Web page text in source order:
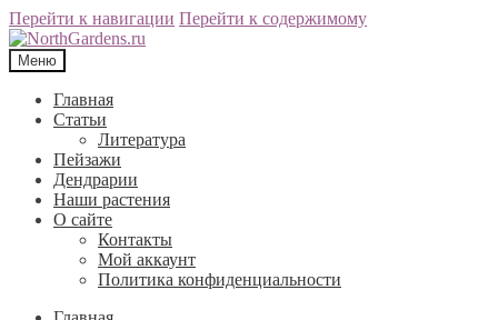
Перейти к навигации Перейти к содержимому
Меню
Главная
Статьи
Литература
Пейзажи
Дендрарии
Наши растения
О сайте
Контакты
Мой аккаунт
Политика конфиденциальности